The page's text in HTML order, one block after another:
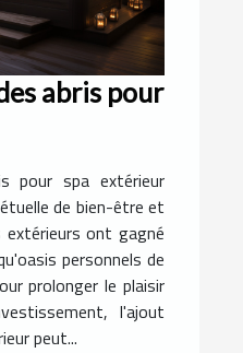
abris pour
pour spa extérieur
de bien-être et
ont gagné
personnels de
prolonger le plaisir
l'ajout
peut...